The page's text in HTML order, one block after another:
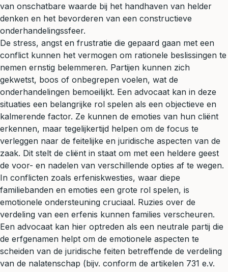
van onschatbare waarde bij het handhaven van helder
denken en het bevorderen van een constructieve
onderhandelingssfeer.
De stress, angst en frustratie die gepaard gaan met een
conflict kunnen het vermogen om rationele beslissingen te
nemen ernstig belemmeren. Partijen kunnen zich
gekwetst, boos of onbegrepen voelen, wat de
onderhandelingen bemoeilijkt. Een advocaat kan in deze
situaties een belangrijke rol spelen als een objectieve en
kalmerende factor. Ze kunnen de emoties van hun cliënt
erkennen, maar tegelijkertijd helpen om de focus te
verleggen naar de feitelijke en juridische aspecten van de
zaak. Dit stelt de cliënt in staat om met een heldere geest
de voor- en nadelen van verschillende opties af te wegen.
In conflicten zoals erfeniskwesties, waar diepe
familiebanden en emoties een grote rol spelen, is
emotionele ondersteuning cruciaal. Ruzies over de
verdeling van een erfenis kunnen families verscheuren.
Een advocaat kan hier optreden als een neutrale partij die
de erfgenamen helpt om de emotionele aspecten te
scheiden van de juridische feiten betreffende de verdeling
van de nalatenschap (bijv. conform de artikelen 731 e.v.